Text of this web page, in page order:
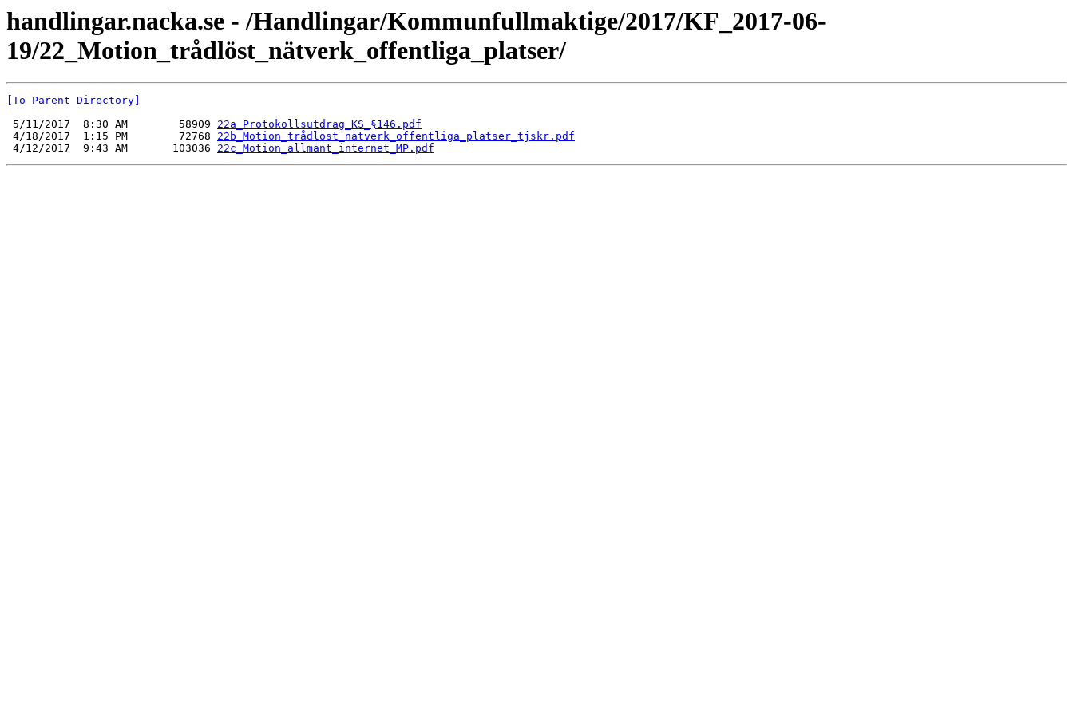
handlingar.nacka.se - /Handlingar/Kommunfullmaktige/2017/KF_2017-06-
19/22_Motion_trådlöst_nätverk_offentliga_platser/
[To Parent Directory]
5/11/2017  8:30 AM        58909 22a_Protokollsutdrag_KS_§146.pdf
4/18/2017  1:15 PM        72768 22b_Motion_trådlöst_nätverk_offentliga_platser_tjskr.pdf
4/12/2017  9:43 AM       103036 22c_Motion_allmänt_internet_MP.pdf